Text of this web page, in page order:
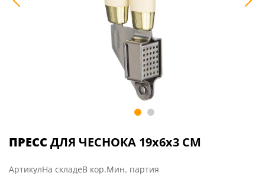
ПРЕССДЛЯ ЧЕСНОКА 19х6х3 СМ
АртикулНа складеВ кор.Мин. партия